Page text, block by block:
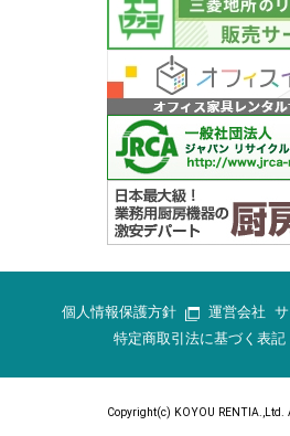
個人情報保護方針 運営会社
特定商取引法に基づく表記
Copyright(c) KOYOU RENTIA.,Ltd.